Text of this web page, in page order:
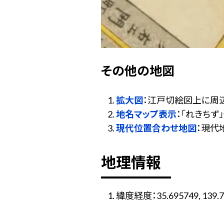
その他の地図
拡大図：江戸切絵図上に周
地名マップ表示：「れきち
現代位置合わせ地図：現
地理情報
緯度経度：35.695749,